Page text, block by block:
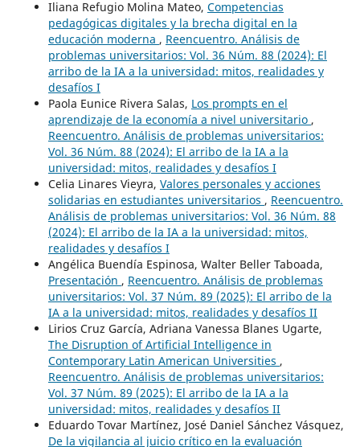
Iliana Refugio Molina Mateo, Competencias
pedagógicas digitales y la brecha digital en la
educación moderna , Reencuentro. Análisis de
problemas universitarios: Vol. 36 Núm. 88 (2024): El
arribo de la IA a la universidad: mitos, realidades y
desafíos I
Paola Eunice Rivera Salas, Los prompts en el
aprendizaje de la economía a nivel universitario ,
Reencuentro. Análisis de problemas universitarios:
Vol. 36 Núm. 88 (2024): El arribo de la IA a la
universidad: mitos, realidades y desafíos I
Celia Linares Vieyra, Valores personales y acciones
solidarias en estudiantes universitarios , Reencuentro.
Análisis de problemas universitarios: Vol. 36 Núm. 88
(2024): El arribo de la IA a la universidad: mitos,
realidades y desafíos I
Angélica Buendía Espinosa, Walter Beller Taboada,
Presentación , Reencuentro. Análisis de problemas
universitarios: Vol. 37 Núm. 89 (2025): El arribo de la
IA a la universidad: mitos, realidades y desafíos II
Lirios Cruz García, Adriana Vanessa Blanes Ugarte,
The Disruption of Artificial Intelligence in
Contemporary Latin American Universities ,
Reencuentro. Análisis de problemas universitarios:
Vol. 37 Núm. 89 (2025): El arribo de la IA a la
universidad: mitos, realidades y desafíos II
Eduardo Tovar Martínez, José Daniel Sánchez Vásquez,
De la vigilancia al juicio crítico en la evaluación